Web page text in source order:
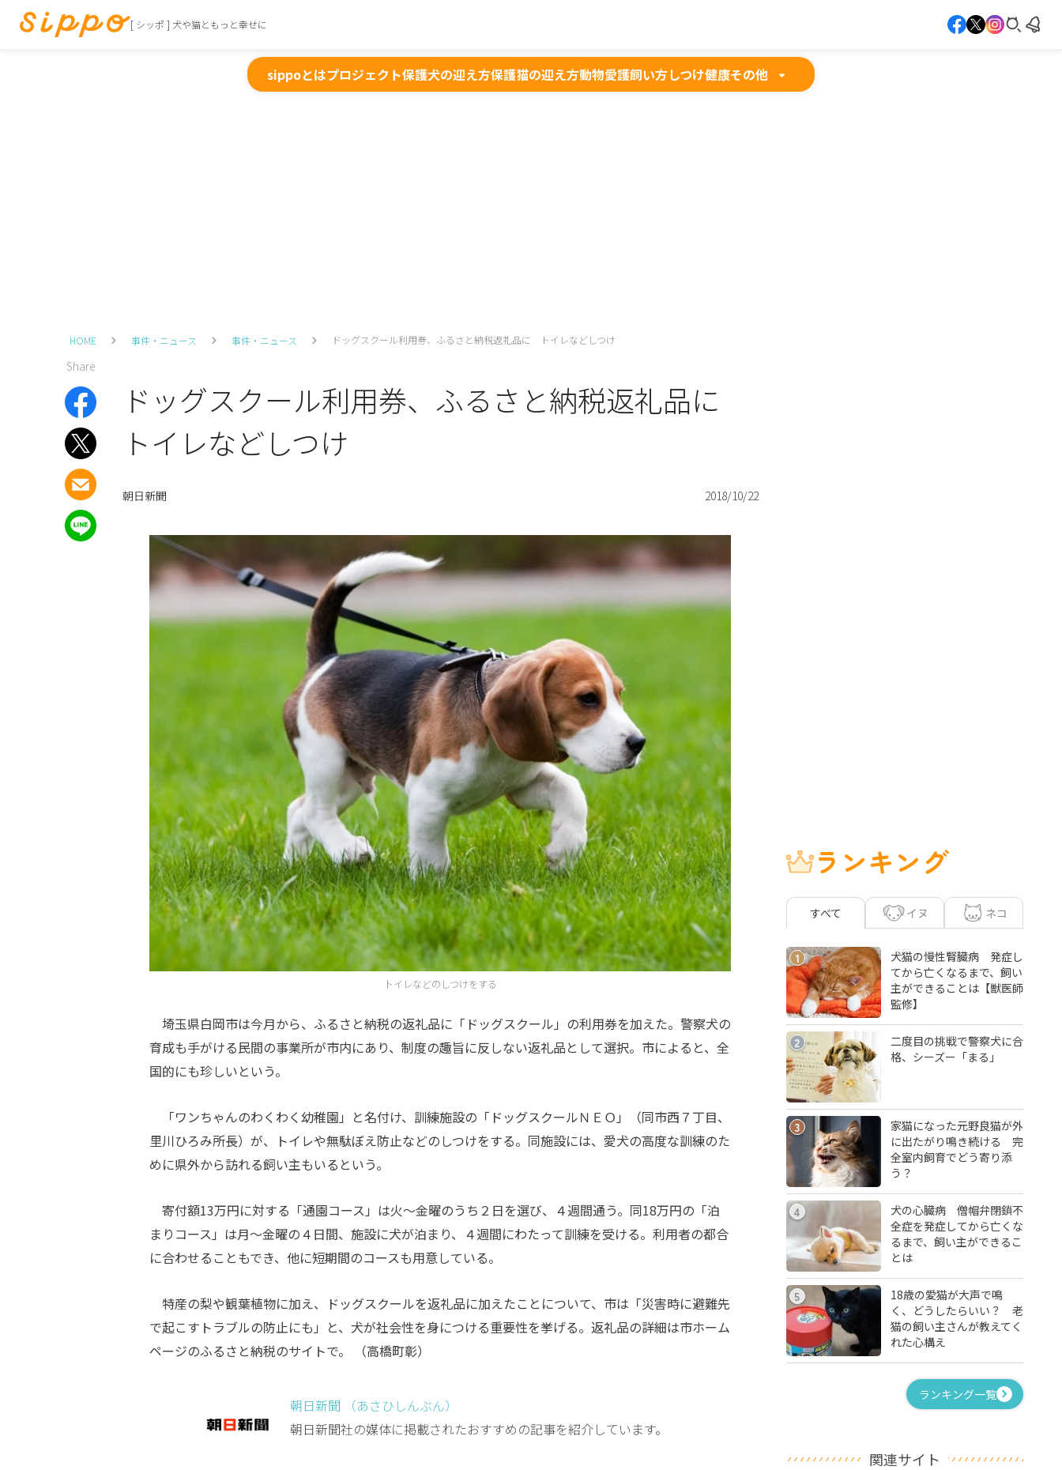
[ シッポ ] 犬や猫ともっと幸せに
sippoとはプロジェクト保護犬の迎え方保護猫の迎え方動物愛護飼い方しつけ健康その他
HOME 事件・ニュース 事件・ニュース ドッグスクール利用券、ふるさと納税返礼品に トイレなどしつけ
Share
ドッグスクール利用券、ふるさと納税返礼品に
トイレなどしつけ
朝日新聞 2018/10/22
トイレなどのしつけをする
埼玉県白岡市は今月から、ふるさと納税の返礼品に「ドッグスクール」の利用券を加えた。警察犬の
育成も手がける民間の事業所が市内にあり、制度の趣旨に反しない返礼品として選択。市によると、全
国的にも珍しいという。
「ワンちゃんのわくわく幼稚園」と名付け、訓練施設の「ドッグスクールＮＥＯ」（同市西７丁目、
里川ひろみ所長）が、トイレや無駄ぼえ防止などのしつけをする。同施設には、愛犬の高度な訓練のた
めに県外から訪れる飼い主もいるという。
寄付額13万円に対する「通園コース」は火～金曜のうち２日を選び、４週間通う。同18万円の「泊
まりコース」は月～金曜の４日間、施設に犬が泊まり、４週間にわたって訓練を受ける。利用者の都合
に合わせることもでき、他に短期間のコースも用意している。
特産の梨や観葉植物に加え、ドッグスクールを返礼品に加えたことについて、市は「災害時に避難先
で起こすトラブルの防止にも」と、犬が社会性を身につける重要性を挙げる。返礼品の詳細は市ホーム
ページのふるさと納税のサイトで。 （高橋町彰）
朝日新聞 （あさひしんぶん）
朝日新聞社の媒体に掲載されたおすすめの記事を紹介しています。
ランキング
すべて イヌ ネコ
1
犬猫の慢性腎臓病 発症し
てから亡くなるまで、飼い
主ができることは【獣医師
監修】
2
二度目の挑戦で警察犬に合
格、シーズー「まる」
3
家猫になった元野良猫が外
に出たがり鳴き続ける 完
全室内飼育でどう寄り添
う？
4
犬の心臓病 僧帽弁閉鎖不
全症を発症してから亡くな
るまで、飼い主ができるこ
とは
5
18歳の愛猫が大声で鳴
く、どうしたらいい？ 老
猫の飼い主さんが教えてく
れた心構え
ランキング一覧
関連サイト